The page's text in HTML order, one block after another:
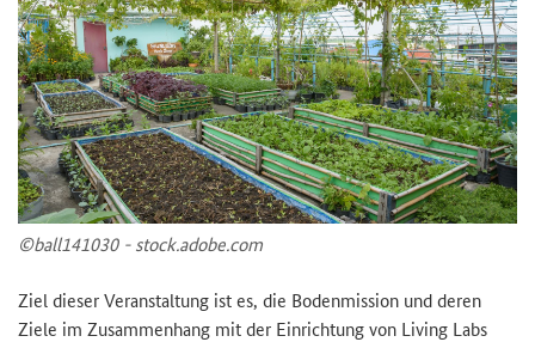
©ball141030 - stock.adobe.com
Ziel die­ser Ver­an­stal­tung ist es, die Bo­den­mis­si­on und deren
Ziele im Zu­sam­men­hang mit der Ein­rich­tung von Li­ving Labs